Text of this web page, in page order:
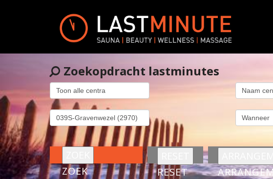
Zoekopdracht lastminutes
ZOEK RESET